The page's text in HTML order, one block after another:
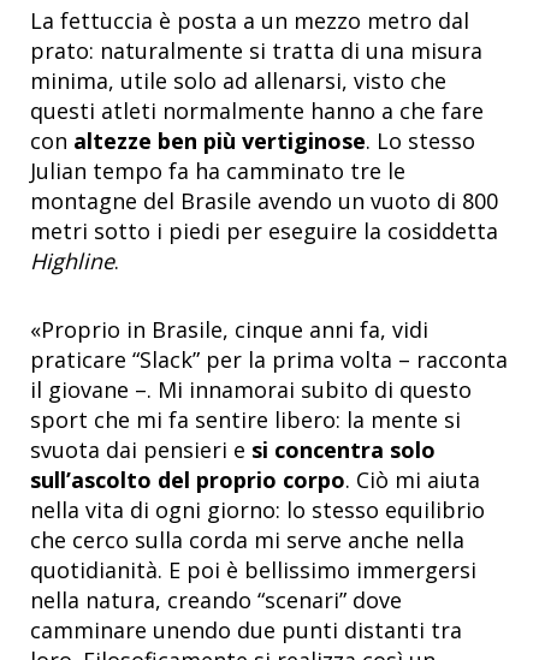
La fettuccia è posta a un mezzo metro dal
prato: naturalmente si tratta di una misura
minima, utile solo ad allenarsi, visto che
questi atleti normalmente hanno a che fare
con altezze ben più vertiginose. Lo stesso
Julian tempo fa ha camminato tre le
montagne del Brasile avendo un vuoto di 800
metri sotto i piedi per eseguire la cosiddetta
Highline.
«Proprio in Brasile, cinque anni fa, vidi
praticare “Slack” per la prima volta – racconta
il giovane –. Mi innamorai subito di questo
sport che mi fa sentire libero: la mente si
svuota dai pensieri e si concentra solo
sull’ascolto del proprio corpo. Ciò mi aiuta
nella vita di ogni giorno: lo stesso equilibrio
che cerco sulla corda mi serve anche nella
quotidianità. E poi è bellissimo immergersi
nella natura, creando “scenari” dove
camminare unendo due punti distanti tra